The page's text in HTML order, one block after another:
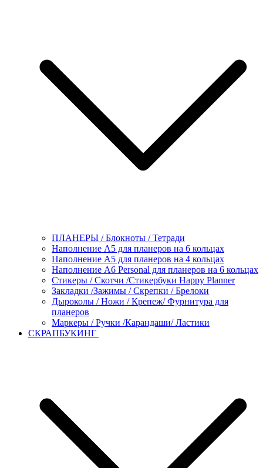
ПЛАНЕРЫ / Блокноты / Тетради
Наполнение А5 для планеров на 6 кольцах
Наполнение А5 для планеров на 4 кольцах
Наполнение А6 Personal для планеров на 6 кольцах
Стикеры / Скотчи /Стикербуки Happy Planner
Закладки /Зажимы / Скрепки / Брелоки
Дыроколы / Ножи / Крепеж/ Фурнитура для
планеров
Маркеры / Ручки /Карандаши/ Ластики
СКРАПБУКИНГ